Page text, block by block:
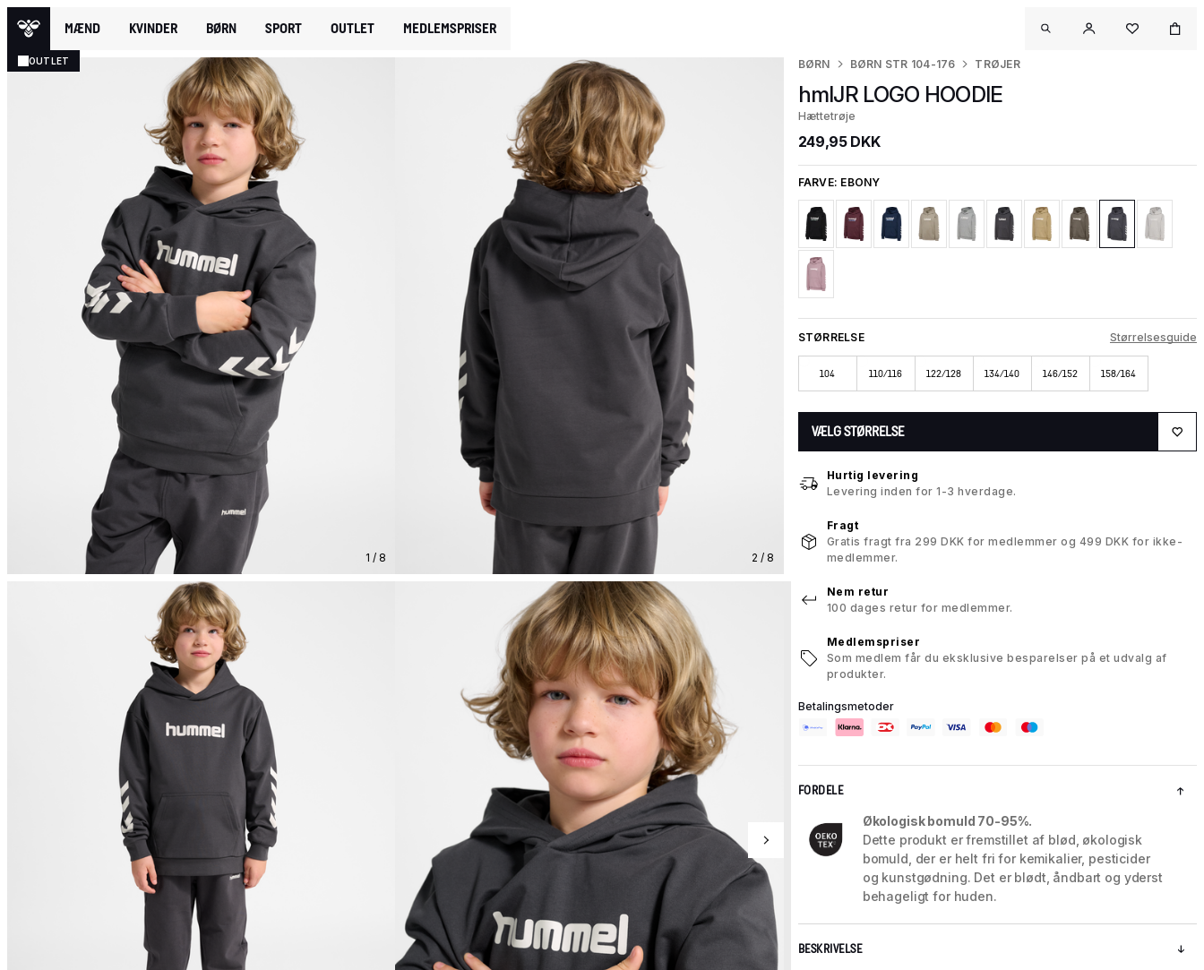
MÆND KVINDER BØRN SPORT OUTLET MEDLEMSPRISER
OUTLET
1 / 8 2 / 8
BØRN BØRN STR 104-176 TRØJER
hmlJR LOGO HOODIE
Hættetrøje
249,95 DKK
FARVE: EBONY
STØRRELSE Størrelsesguide
104 110/116 122/128 134/140 146/152 158/164
VÆLG STØRRELSE
Hurtig levering
Levering inden for 1-3 hverdage.
Fragt
Gratis fragt fra 299 DKK for medlemmer og 499 DKK for ikke-
medlemmer.
Nem retur
100 dages retur for medlemmer.
Medlemspriser
Som medlem får du eksklusive besparelser på et udvalg af
produkter.
Betalingsmetoder
FORDELE
Økologisk bomuld 70-95%.
Dette produkt er fremstillet af blød, økologisk
bomuld, der er helt fri for kemikalier, pesticider
og kunstgødning. Det er blødt, åndbart og yderst
behageligt for huden.
BESKRIVELSE